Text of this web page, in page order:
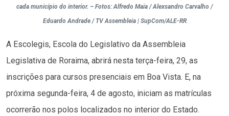
cada município do interior. – Fotos: Alfredo Maia / Alexsandro Carvalho /
Eduardo Andrade / TV Assembleia | SupCom/ALE-RR
A Escolegis, Escola do Legislativo da Assembleia
Legislativa de Roraima, abrirá nesta terça-feira, 29, as
inscrições para cursos presenciais em Boa Vista. E, na
próxima segunda-feira, 4 de agosto, iniciam as matrículas
ocorrerão nos polos localizados no interior do Estado.